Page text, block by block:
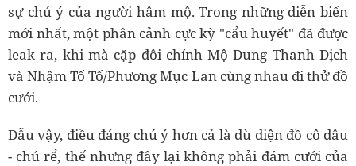
sự chú ý của người hâm mộ. Trong những diễn biến
mới nhất, một phân cảnh cực kỳ "cẩu huyết" đã được
leak ra, khi mà cặp đôi chính Mộ Dung Thanh Dịch
và Nhậm Tố Tố/Phương Mục Lan cùng nhau đi thử đồ
cưới.
Dẫu vậy, điều đáng chú ý hơn cả là dù diện đồ cô dâu
- chú rể, thế nhưng đây lại không phải đám cưới của